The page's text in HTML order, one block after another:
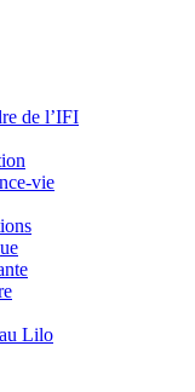
de l’IFI
vie
Lilo